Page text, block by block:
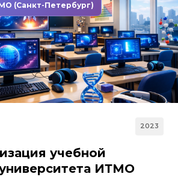
(Санкт-Петербург)
2023
учебной
ИТМО